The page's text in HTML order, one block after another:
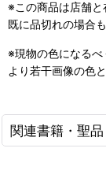
※この商品は店舗
既に品切れの場合
※現物の色になるべ
より若干画像の色
関連書籍・聖品